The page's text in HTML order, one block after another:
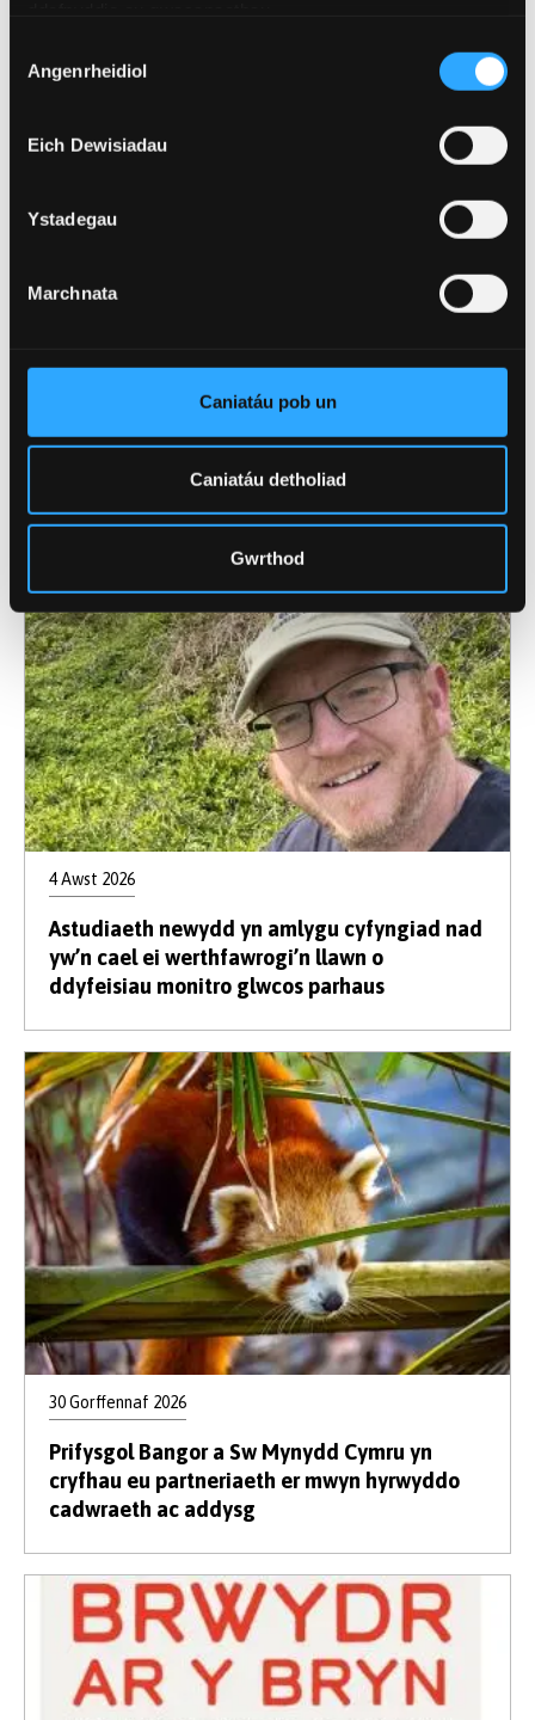
Caniatâd
Angenrheidiol
Eich Dewisiadau
Ystadegau
Marchnata
Caniatáu pob un
Caniatáu detholiad
Gwrthod
Academydd o Ysgol Feddygol Gogledd Cymru
wedi'i ethol yn Gymrawd Cymdeithas America
4 Awst 2026
Astudiaeth newydd yn amlygu cyfyngiad nad
yw’n cael ei werthfawrogi’n llawn o
ddyfeisiau monitro glwcos parhaus
30 Gorffennaf 2026
Prifysgol Bangor a Sw Mynydd Cymru yn
cryfhau eu partneriaeth er mwyn hyrwyddo
cadwraeth ac addysg